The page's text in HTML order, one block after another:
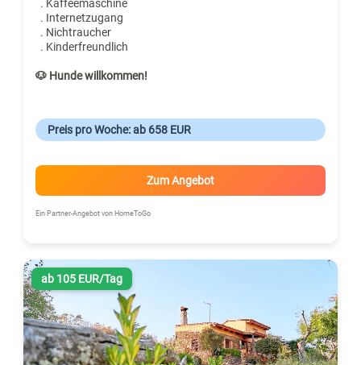
. Kaffeemaschine
. Internetzugang
. Nichtraucher
. Kinderfreundlich
🐶 Hunde willkommen!
Preis pro Woche: ab 658 EUR
Zum Angebot
Ein Partner-Angebot von HomeToGo
ab 105 EUR/Tag